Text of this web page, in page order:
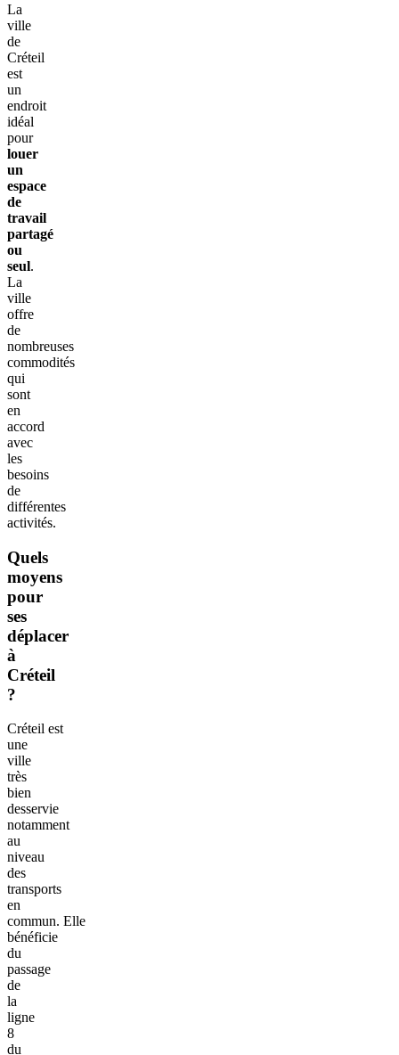
La
ville
de
Créteil
est
un
endroit
idéal
pour
louer
un
espace
de
travail
partagé
ou
seul.
La
ville
offre
de
nombreuses
commodités
qui
sont
en
accord
avec
les
besoins
de
différentes
activités.
Quels
moyens
pour
ses
déplacer
à
Créteil
?
Créteil est
une
ville
très
bien
desservie
notamment
au
niveau
des
transports
en
commun. Elle
bénéficie
du
passage
de
la
ligne
8
du